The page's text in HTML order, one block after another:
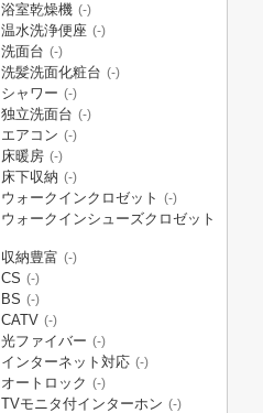
浴室乾燥機 (-)
温水洗浄便座 (-)
洗面台 (-)
洗髪洗面化粧台 (-)
シャワー (-)
独立洗面台 (-)
エアコン (-)
床暖房 (-)
床下収納 (-)
ウォークインクロゼット (-)
ウォークインシューズクロゼット
収納豊富 (-)
CS (-)
BS (-)
CATV (-)
光ファイバー (-)
インターネット対応 (-)
オートロック (-)
TVモニタ付インターホン (-)